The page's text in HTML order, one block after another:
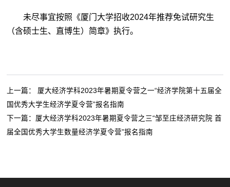
未尽事宜按照《厦门大学招收2024年推荐免试研究生
（含硕士生、直博生）简章》执行。
上一篇： 厦大经济学科2023年暑期夏令营之一“经济学院第十五届全
国优秀大学生经济学夏令营”报名指南
下一篇： 厦大经济学科2023年暑期夏令营之三“邹至庄经济研究院 首
届全国优秀大学生数量经济学夏令营”报名指南